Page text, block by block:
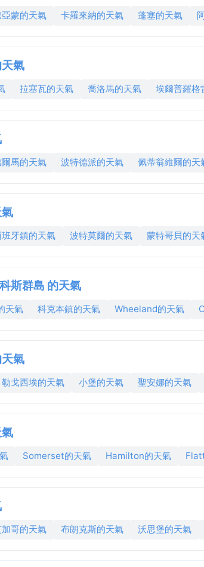
亞蒙的天氣 卡羅來納的天氣 蓬塞的天氣
氣
拉塞瓦的天氣 喬洛馬的天氣 埃爾普羅格
馬的天氣 波特德派的天氣 佩蒂翁維爾的天
牙鎮的天氣 波特莫爾的天氣 蒙特哥貝的天
斯群島 的天氣
天氣 科克本鎮的天氣 Wheeland的天氣
氣
勒戈西埃的天氣 小堡的天氣 聖安娜的天氣
Somerset的天氣 Hamilton的天氣
哥的天氣 布朗克斯的天氣 沃思堡的天氣